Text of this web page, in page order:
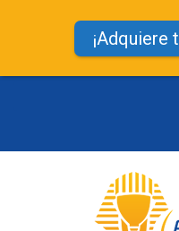
¡Adquiere